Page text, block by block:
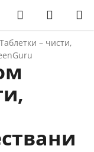
Търсене
ЗА
– чисти,